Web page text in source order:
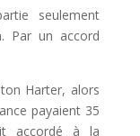
seulement
Par un accord
Harter, alors
payaient 35
accordé à la